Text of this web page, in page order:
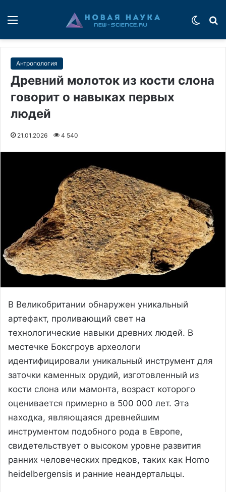
Антропология
Древний молоток из кости слона
говорит о навыках первых
людей
21.01.2026 4 540
В Великобритании обнаружен уникальный
артефакт, проливающий свет на
технологические навыки древних людей. В
местечке Боксгроув археологи
идентифицировали уникальный инструмент для
заточки каменных орудий, изготовленный из
кости слона или мамонта, возраст которого
оценивается примерно в 500 000 лет. Эта
находка, являющаяся древнейшим
инструментом подобного рода в Европе,
свидетельствует о высоком уровне развития
ранних человеческих предков, таких как Homo
heidelbergensis и ранние неандертальцы.